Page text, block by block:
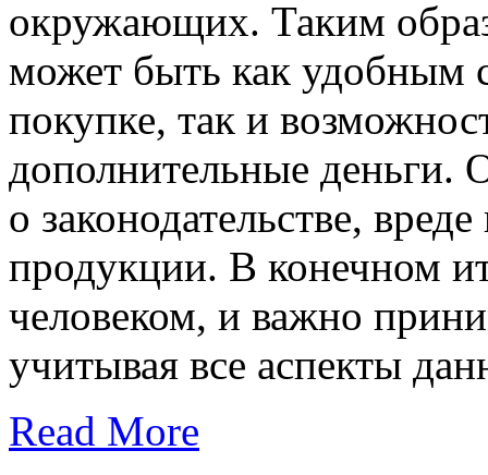
окружающих. Таким
может быть как удобным
покупке, так и
дополнительные деньги.
о законодательстве,
продукции. В конечном
человеком, и важно
учитывая все аспекты
Read More